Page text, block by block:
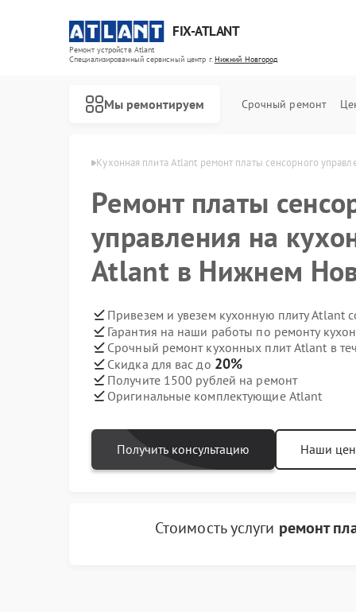
FIX-ATLANT
Ремонт устройств Atlant
Специализированный cервисный центр г.Нижний Новгород
Мы ремонтируем Срочный ремонт
Нижнем Новгороде Кухонная плита Atlant ремонт платы сенсорного
Ремонт платы
управления на
Atlant в Нижнем
Привезем и увезем кухонную плиту Atlant
Гарантия на наши работы по ремонту
Срочный ремонт кухонных плит Atlant в
Скидка для вас до 20%
Получите 1500 рублей на ремонт
Оригинальные комплектующие Atlant
Получить консультацию Наши
Стоимость услуги ремонт